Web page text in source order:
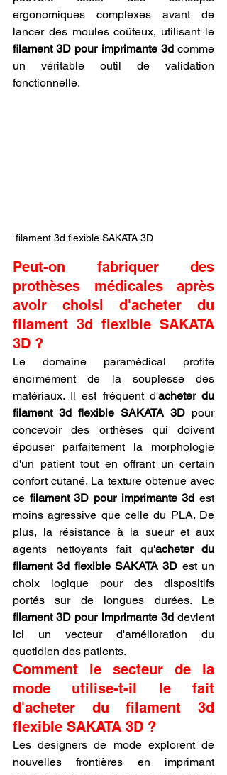
ergonomiques complexes avant de
filament 3D pour imprimante 3d comme
un véritable outil de validation
fonctionnelle.
filament 3d flexible SAKATA 3D
Peut-on fabriquer des
prothèses médicales après
avoir choisi d'acheter du
filament 3d flexible SAKATA
3D ?
Le domaine paramédical profite
énormément de la souplesse des
matériaux. Il est fréquent d'acheter du
filament 3d flexible SAKATA 3D pour
concevoir des orthèses qui doivent
épouser parfaitement la morphologie
d'un patient tout en offrant un certain
confort cutané. La texture obtenue avec
ce filament 3D pour imprimante 3d est
moins agressive que celle du PLA. De
plus, la résistance à la sueur et aux
agents nettoyants fait qu'acheter du
filament 3d flexible SAKATA 3D est un
choix logique pour des dispositifs
filament 3D pour imprimante 3d devient
ici un vecteur d'amélioration du
quotidien des patients.
Comment le secteur de la
mode utilise-t-il le fait
d'acheter du filament 3d
flexible SAKATA 3D ?
Les designers de mode explorent de
nouvelles frontières en imprimant